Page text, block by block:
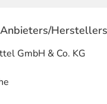
Herstellers
GmbH & Co. KG